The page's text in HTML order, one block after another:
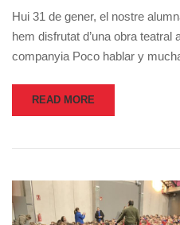
Hui 31 de gener, el nostre
hem disfrutat d’una obra teatral
companyia Poco hablar y
READ MORE